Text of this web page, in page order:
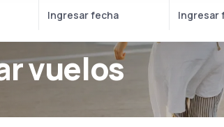
vuelos